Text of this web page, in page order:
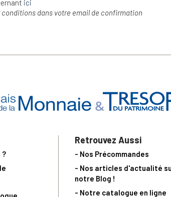
ici
conditions dans votre email de confirmation
?
Retrouvez Aussi
- Nos Précommandes
- Nos articles d'actualité
notre Blog !
- Notre catalogue en ligne